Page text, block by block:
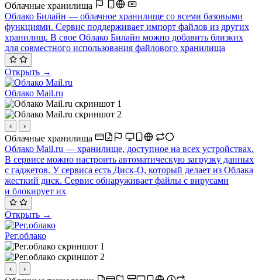
Облачные хранилища
Облако Билайн — облачное хранилище со всеми базовыми
функциями. Сервис поддерживает импорт файлов из других
хранилищ. В свое Облако Билайн можно добавить близких
для совместного использования файлового хранилища
Открыть →
Облако Mail.ru
‹ ›
Облачные хранилища
Облако Mail.ru — хранилище, доступное на всех устройствах.
В сервисе можно настроить автоматическую загрузку данных
с гаджетов. У сервиса есть Диск-О, который делает из Облака
жесткий диск. Сервис обнаруживает файлы с вирусами
и блокирует их
Открыть →
Рег.облако
‹ ›